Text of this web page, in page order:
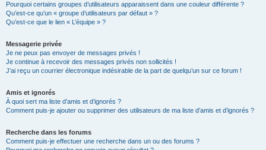
Pourquoi certains groupes d’utilisateurs apparaissent dans une couleur différente ?
Qu’est-ce qu’un « groupe d’utilisateurs par défaut » ?
Qu’est-ce que le lien « L’équipe » ?
Messagerie privée
Je ne peux pas envoyer de messages privés !
Je continue à recevoir des messages privés non sollicités !
J’ai reçu un courrier électronique indésirable de la part de quelqu’un sur ce forum !
Amis et ignorés
À quoi sert ma liste d’amis et d’ignorés ?
Comment puis-je ajouter ou supprimer des utilisateurs de ma liste d’amis et d’ignorés ?
Recherche dans les forums
Comment puis-je effectuer une recherche dans un ou des forums ?